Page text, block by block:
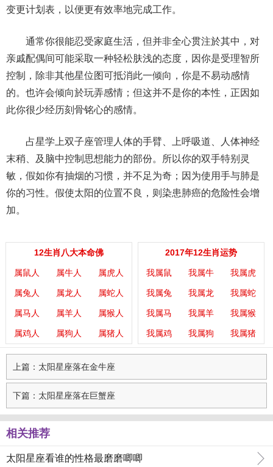
变更计划表，以便更有效率地完成工作。
通常你很能忍受家庭生活，但并非全心贯注於其中，对
亲戚配偶间可能采取一种轻松肤浅的态度，因你是受理智所
控制，除非其他星位图可抵消此一倾向，你是不易动感情
的。也许会倾向於玩弄感情；但这并不是你的本性，正因如
此你很少经历刻骨铭心的感情。
占星学上双子座管理人体的手臂、上呼吸道、人体神经
末稍、及脑中控制思想能力的部份。所以你的双手特别灵
敏，假如你有抽烟的习惯，并不足为奇；因为使用手与肺是
你的习性。假使太阳的位置不良，则染患肺癌的危险性会增
加。
12生肖八大本命佛
属鼠人 属牛人 属虎人
属兔人 属龙人 属蛇人
属马人 属羊人 属猴人
属鸡人 属狗人 属猪人
2017年12生肖运势
我属鼠 我属牛 我属虎
我属兔 我属龙 我属蛇
我属马 我属羊 我属猴
我属鸡 我属狗 我属猪
上篇：太阳星座落在金牛座
下篇：太阳星座落在巨蟹座
相关推荐
太阳星座看谁的性格最磨磨唧唧